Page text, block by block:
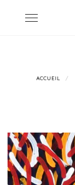
Toggle
navigation
ACCUEIL